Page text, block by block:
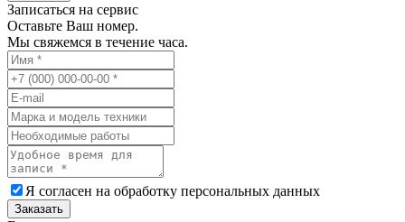
Записаться на сервис
Оставьте Ваш номер.
Мы свяжемся в течение часа.
Я согласен на обработку персональных данных
Заказать